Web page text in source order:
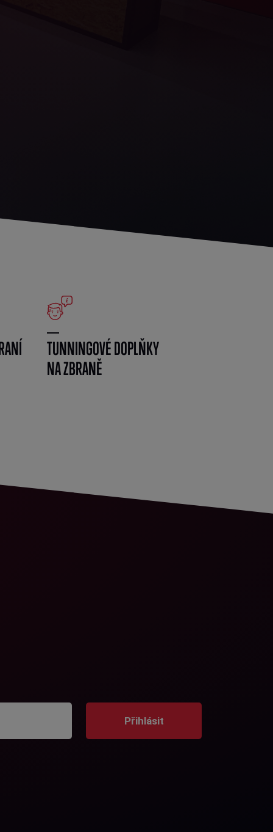
TUNNINGOVÉ DOPLŇKY
NA ZBRANĚ
Přihlásit